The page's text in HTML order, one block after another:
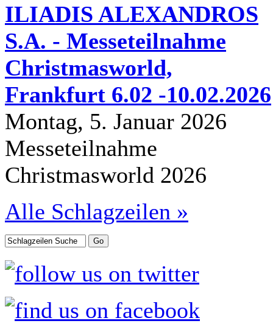
ILIADIS ALEXANDROS
S.A. - Messeteilnahme
Christmasworld,
Frankfurt 6.02 -10.02.2026
Montag, 5. Januar 2026
Messeteilnahme
Christmasworld 2026
Alle Schlagzeilen »